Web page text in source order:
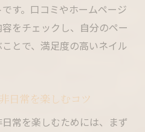
す。口コミやホームページ
をチェックし、自分のペー
とで、満足度の高いネイル
日常を楽しむコツ
常を楽しむためには、まず